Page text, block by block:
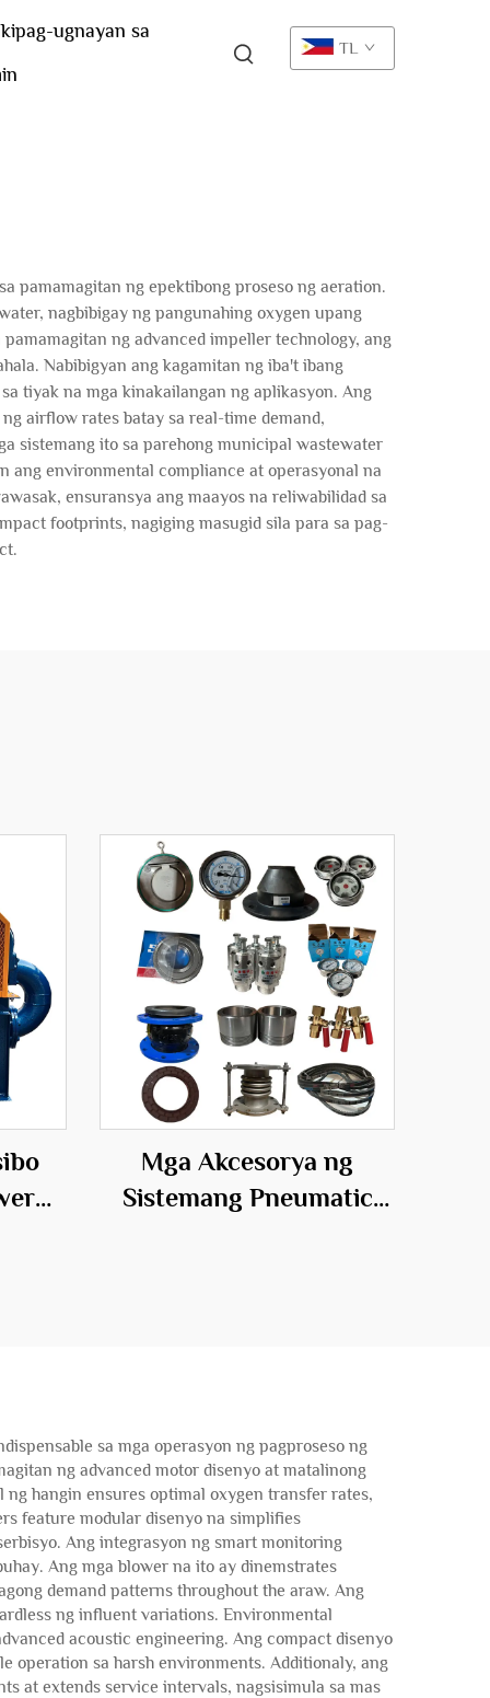
ugnayan sa
TL
pamamagitan ng epektibong proseso ng aeration.
nagbibigay ng pangunahing oxygen upang
ng advanced impeller technology, ang
Nabibigyan ang kagamitan ng iba't ibang
tiyak na mga kinakailangan ng aplikasyon. Ang
airflow rates batay sa real-time demand,
sistemang ito sa parehong municipal wastewater
ang environmental compliance at operasyonal na
ensuransya ang maayos na reliwabilidad sa
footprints, nagiging masugid sila para sa pag-
Mga Akcesorya ng
Sistemang Pneumatic
sa mga operasyon ng pagproseso ng
ng advanced motor disenyo at matalinong
hangin ensures optimal oxygen transfer rates,
feature modular disenyo na simplifies
Ang integrasyon ng smart monitoring
Ang mga blower na ito ay dinemstrates
demand patterns throughout the araw. Ang
ng influent variations. Environmental
acoustic engineering. Ang compact disenyo
operation sa harsh environments. Additionaly, ang
at extends service intervals, nagsisimula sa mas